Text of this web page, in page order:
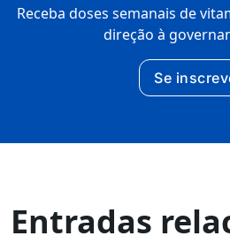
Receba doses semanais de
direção à
Se
Entradas